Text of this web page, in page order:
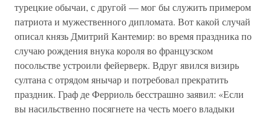
турецкие обычаи, с другой — мог бы служить примером
патриота и мужественного дипломата. Вот какой случай
описал князь Дмитрий Кантемир: во время праздника по
случаю рождения внука короля во французском
посольстве устроили фейерверк. Вдруг явился визирь
султана с отрядом янычар и потребовал прекратить
праздник. Граф де Ферриоль бесстрашно заявил: «Если
вы насильственно посягнете на честь моего владыки